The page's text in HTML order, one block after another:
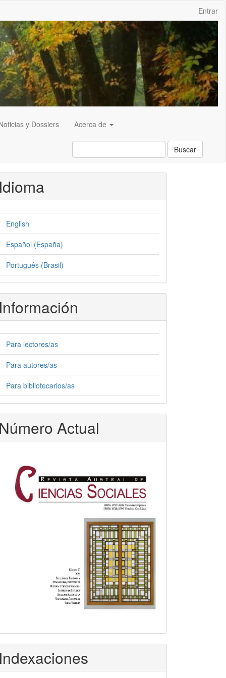
Entrar
y Dossiers Acerca de
Buscar
English
Español (España)
Português (Brasil)
Para lectores/as
Para autores/as
Para bibliotecarios/as
Actual